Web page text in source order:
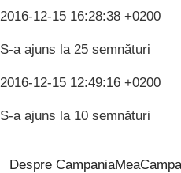
2016-12-15 16:28:38 +0200
S-a ajuns la 25 semnături
2016-12-15 12:49:16 +0200
S-a ajuns la 10 semnături
Despre CampaniaMea